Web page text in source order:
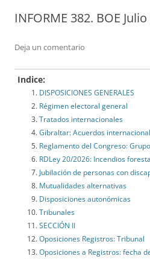
INFORME 382. BOE
Deja un comentario
Indice:
DISPOSICIONES GENERALES
Régimen electoral general
Tratados internacionales
Gibraltar: Acuerdos
Reglamento del Congreso:
RDLey 20/2026: Incendios
Jubilación de personas con
Mutualidades alternativas
Disposiciones autonómicas
Tribunales
SECCIÓN II
Oposiciones Registros: Tribunal
Oposiciones a Registros: fecha